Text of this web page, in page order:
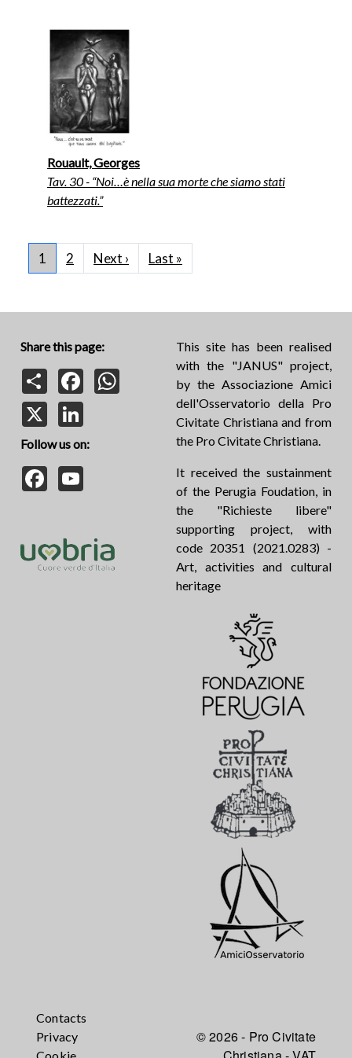
Rouault, Georges
Tav. 30 - “Noi…è nella sua morte che siamo stati
battezzati.”
1 2 Next › Next page
Last »
Share this page:
Share
Facebook
Follow us on:
Facebook
This site has been realised
with the "JANUS" project,
by the Associazione Amici
dell'Osservatorio della Pro
Civitate Christiana and from
the Pro Civitate Christiana.
It received the sustainment
of the Perugia Foudation, in
the "Richieste libere"
supporting project, with
code 20351 (2021.0283) -
Art, activities and cultural
heritage
Contacts
Privacy
© 2026 - Pro Civitate